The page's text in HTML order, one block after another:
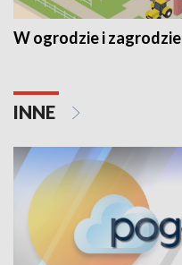
W ogrodzie i zagrodzie
INNE